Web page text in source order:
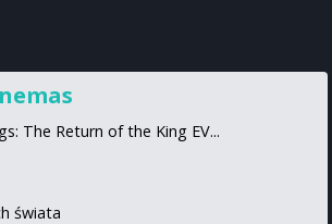
The Return of the King EV...
świata